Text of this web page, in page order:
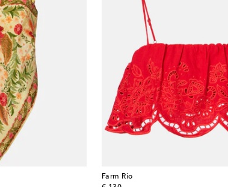
Farm Rio